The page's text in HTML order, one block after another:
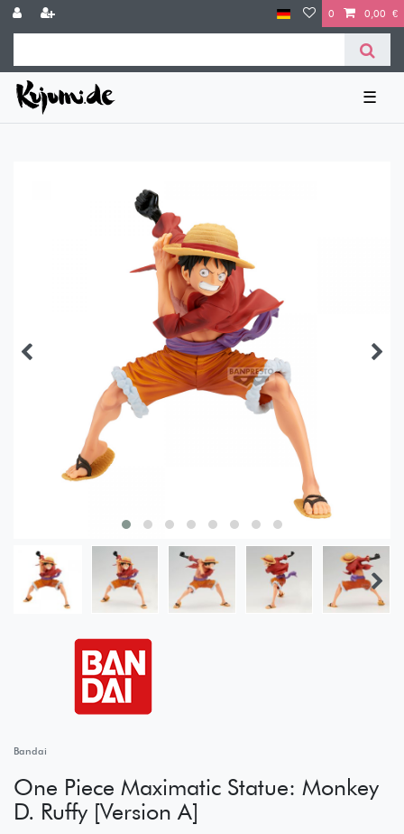
0 0,00 €
☰
Bandai
One Piece Maximatic Statue: Monkey
D. Ruffy [Version A]